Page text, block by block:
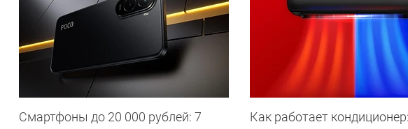
Смартфоны до 20 000 рублей: 7
Как работает